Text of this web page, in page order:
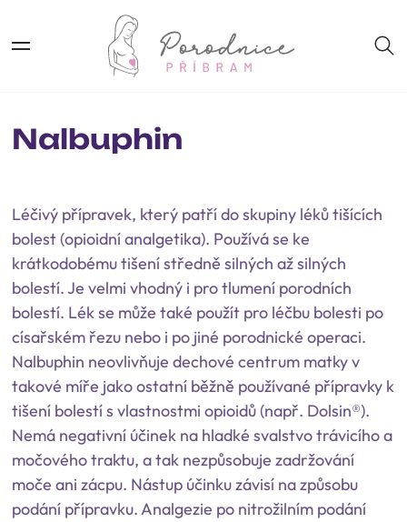
Nalbuphin
Léčivý přípravek, který patří do skupiny léků tišících
bolest (opioidní analgetika). Používá se ke
krátkodobému tišení středně silných až silných
bolestí. Je velmi vhodný i pro tlumení porodních
bolestí. Lék se může také použít pro léčbu bolesti po
císařském řezu nebo i po jiné porodnické operaci.
Nalbuphin neovlivňuje dechové centrum matky v
takové míře jako ostatní běžně používané přípravky k
tišení bolestí s vlastnostmi opioidů (např. Dolsin®).
Nemá negativní účinek na hladké svalstvo trávicího a
močového traktu, a tak nezpůsobuje zadržování
moče ani zácpu. Nástup účinku závisí na způsobu
podání přípravku. Analgezie po nitrožilním podání